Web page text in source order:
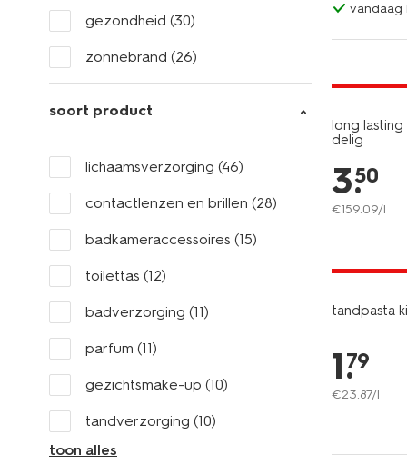
gezondheid (30)
zonnebrand (26)
soort product
lichaamsverzorging (46)
contactlenzen en brillen (28)
badkameraccessoires (15)
toilettas (12)
badverzorging (11)
parfum (11)
gezichtsmake-up (10)
tandverzorging (10)
toon alles
vandaag
long
delig
3.
50
€159.09/l
tandpasta
1.
79
€23.87/l